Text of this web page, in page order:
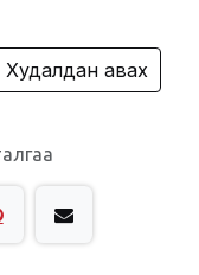
Худалдан авах